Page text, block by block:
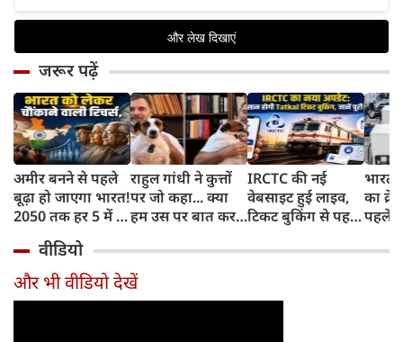
जरूर पढ़ें
अमीर बनने से पहले
बूढ़ा हो जाएगा भारत!
2050 तक हर 5 में 1
साल से ज्यादा उम्र का
राहुल गांधी ने कुत्तों
पर जो कहा... क्या
हम उस पर बात कर
IRCTC की नई
वेबसाइट हुई लाइव,
टिकट बुकिंग से पहले
काम, जानें पूरा
भारत
का
पहले
और
वीडियो
और भी वीडियो देखें